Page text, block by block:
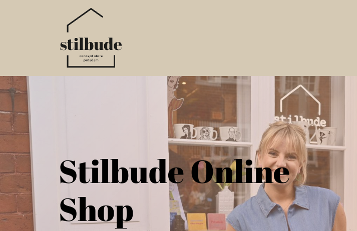
Stilbude Online
Shop